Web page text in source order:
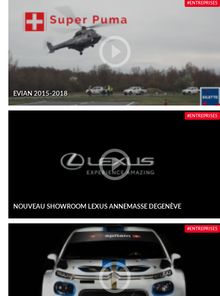
EVIAN 2015-2018
#ENTREPRISES
NOUVEAU SHOWROOM LEXUS ANNEMASSE DEGENÈVE
#ENTREPRISES
#ENTREPRISES